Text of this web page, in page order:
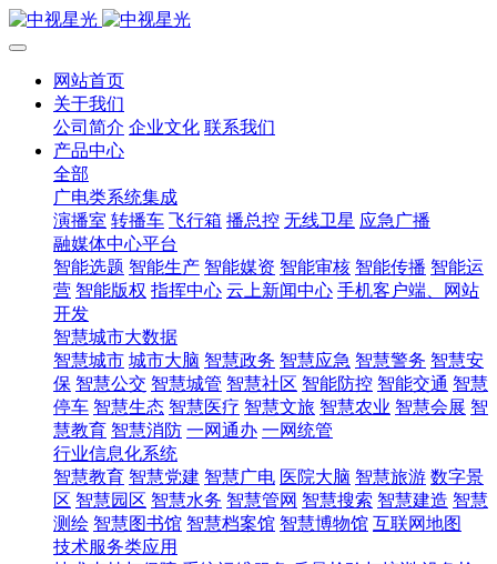
网站首页
关于我们
公司简介 企业文化 联系我们
产品中心
全部
广电类系统集成
演播室 转播车 飞行箱 播总控 无线卫星 应急广播
融媒体中心平台
智能选题 智能生产 智能媒资 智能审核 智能传播 智能运
营 智能版权 指挥中心 云上新闻中心 手机客户端、网站
开发
智慧城市大数据
智慧城市 城市大脑 智慧政务 智慧应急 智慧警务 智慧安
保 智慧公交 智慧城管 智慧社区 智能防控 智能交通 智慧
停车 智慧生态 智慧医疗 智慧文旅 智慧农业 智慧会展 智
慧教育 智慧消防 一网通办 一网统管
行业信息化系统
智慧教育 智慧党建 智慧广电 医院大脑 智慧旅游 数字景
区 智慧园区 智慧水务 智慧管网 智慧搜索 智慧建造 智慧
测绘 智慧图书馆 智慧档案馆 智慧博物馆 互联网地图
技术服务类应用